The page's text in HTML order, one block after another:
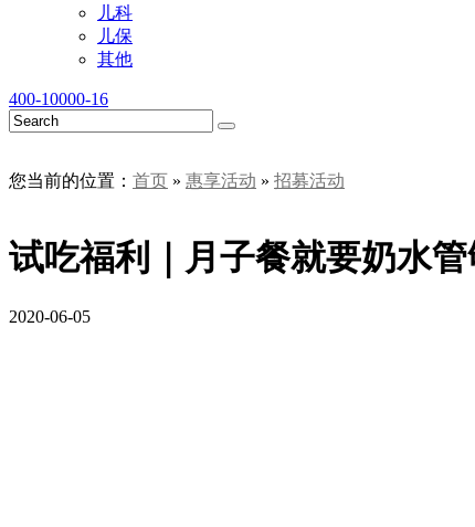
儿科
儿保
其他
400-10000-16
您当前的位置： 首页 » 惠享活动 » 招募活动
试吃福利｜月子餐就要奶水管
2020-06-05